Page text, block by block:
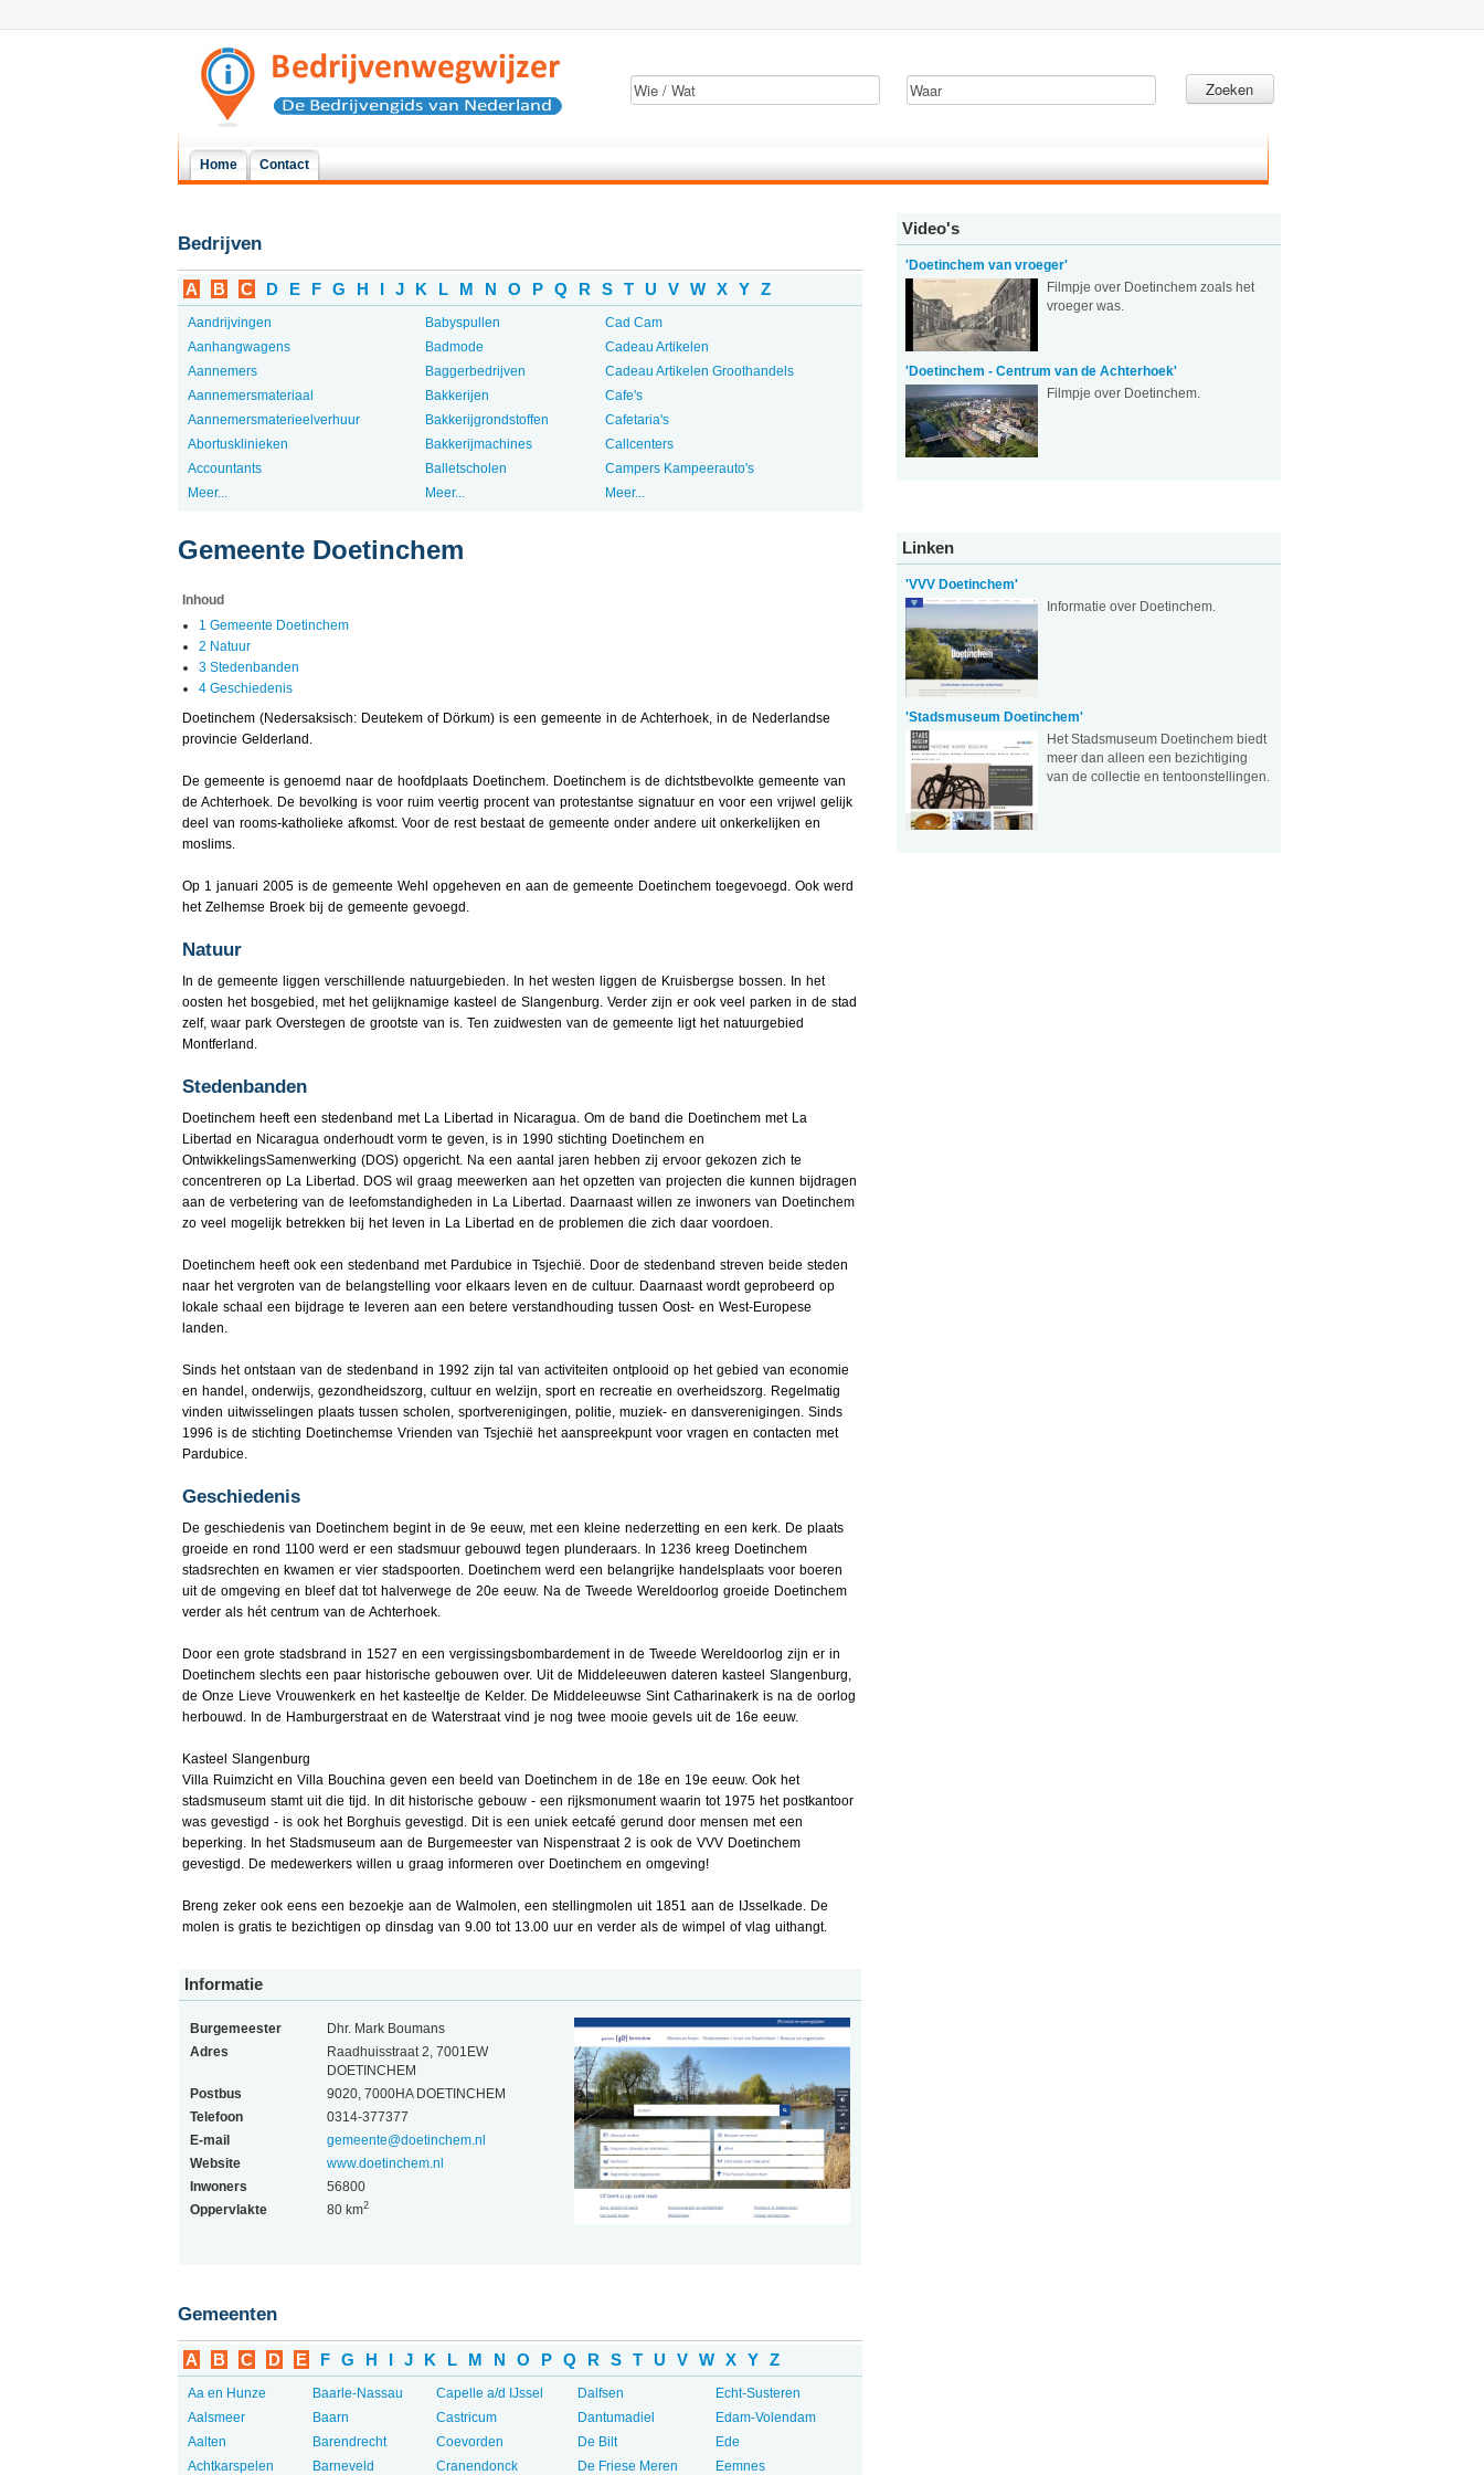
Zoeken
Home Contact
Bedrijven
A B C D E F G H I J K L M N O P Q R S T U V W X Y Z
Aandrijvingen
Aanhangwagens
Aannemers
Aannemersmateriaal
Aannemersmaterieelverhuur
Abortusklinieken
Accountants
Meer...
Babyspullen
Badmode
Baggerbedrijven
Bakkerijen
Bakkerijgrondstoffen
Bakkerijmachines
Balletscholen
Meer...
Cad Cam
Cadeau Artikelen
Cadeau Artikelen Groothandels
Cafe's
Cafetaria's
Callcenters
Campers Kampeerauto's
Meer...
Gemeente Doetinchem
Inhoud
1 Gemeente Doetinchem
2 Natuur
3 Stedenbanden
4 Geschiedenis
Doetinchem (Nedersaksisch: Deutekem of Dörkum) is een gemeente in de Achterhoek, in de Nederlandse
provincie Gelderland.
De gemeente is genoemd naar de hoofdplaats Doetinchem. Doetinchem is de dichtstbevolkte gemeente van
de Achterhoek. De bevolking is voor ruim veertig procent van protestantse signatuur en voor een vrijwel gelijk
deel van rooms-katholieke afkomst. Voor de rest bestaat de gemeente onder andere uit onkerkelijken en
moslims.
Op 1 januari 2005 is de gemeente Wehl opgeheven en aan de gemeente Doetinchem toegevoegd. Ook werd
het Zelhemse Broek bij de gemeente gevoegd.
Natuur
In de gemeente liggen verschillende natuurgebieden. In het westen liggen de Kruisbergse bossen. In het
oosten het bosgebied, met het gelijknamige kasteel de Slangenburg. Verder zijn er ook veel parken in de stad
zelf, waar park Overstegen de grootste van is. Ten zuidwesten van de gemeente ligt het natuurgebied
Montferland.
Stedenbanden
Doetinchem heeft een stedenband met La Libertad in Nicaragua. Om de band die Doetinchem met La
Libertad en Nicaragua onderhoudt vorm te geven, is in 1990 stichting Doetinchem en
OntwikkelingsSamenwerking (DOS) opgericht. Na een aantal jaren hebben zij ervoor gekozen zich te
concentreren op La Libertad. DOS wil graag meewerken aan het opzetten van projecten die kunnen bijdragen
aan de verbetering van de leefomstandigheden in La Libertad. Daarnaast willen ze inwoners van Doetinchem
zo veel mogelijk betrekken bij het leven in La Libertad en de problemen die zich daar voordoen.
Doetinchem heeft ook een stedenband met Pardubice in Tsjechië. Door de stedenband streven beide steden
naar het vergroten van de belangstelling voor elkaars leven en de cultuur. Daarnaast wordt geprobeerd op
lokale schaal een bijdrage te leveren aan een betere verstandhouding tussen Oost- en West-Europese
landen.
Sinds het ontstaan van de stedenband in 1992 zijn tal van activiteiten ontplooid op het gebied van economie
en handel, onderwijs, gezondheidszorg, cultuur en welzijn, sport en recreatie en overheidszorg. Regelmatig
vinden uitwisselingen plaats tussen scholen, sportverenigingen, politie, muziek- en dansverenigingen. Sinds
1996 is de stichting Doetinchemse Vrienden van Tsjechië het aanspreekpunt voor vragen en contacten met
Pardubice.
Geschiedenis
De geschiedenis van Doetinchem begint in de 9e eeuw, met een kleine nederzetting en een kerk. De plaats
groeide en rond 1100 werd er een stadsmuur gebouwd tegen plunderaars. In 1236 kreeg Doetinchem
stadsrechten en kwamen er vier stadspoorten. Doetinchem werd een belangrijke handelsplaats voor boeren
uit de omgeving en bleef dat tot halverwege de 20e eeuw. Na de Tweede Wereldoorlog groeide Doetinchem
verder als hét centrum van de Achterhoek.
Door een grote stadsbrand in 1527 en een vergissingsbombardement in de Tweede Wereldoorlog zijn er in
Doetinchem slechts een paar historische gebouwen over. Uit de Middeleeuwen dateren kasteel Slangenburg,
de Onze Lieve Vrouwenkerk en het kasteeltje de Kelder. De Middeleeuwse Sint Catharinakerk is na de oorlog
herbouwd. In de Hamburgerstraat en de Waterstraat vind je nog twee mooie gevels uit de 16e eeuw.
Kasteel Slangenburg
Villa Ruimzicht en Villa Bouchina geven een beeld van Doetinchem in de 18e en 19e eeuw. Ook het
stadsmuseum stamt uit die tijd. In dit historische gebouw - een rijksmonument waarin tot 1975 het postkantoor
was gevestigd - is ook het Borghuis gevestigd. Dit is een uniek eetcafé gerund door mensen met een
beperking. In het Stadsmuseum aan de Burgemeester van Nispenstraat 2 is ook de VVV Doetinchem
gevestigd. De medewerkers willen u graag informeren over Doetinchem en omgeving!
Breng zeker ook eens een bezoekje aan de Walmolen, een stellingmolen uit 1851 aan de IJsselkade. De
molen is gratis te bezichtigen op dinsdag van 9.00 tot 13.00 uur en verder als de wimpel of vlag uithangt.
Informatie
Burgemeester
Dhr. Mark Boumans
Adres
Raadhuisstraat 2, 7001EW
DOETINCHEM
Postbus
9020, 7000HA DOETINCHEM
Telefoon
0314-377377
E-mail
gemeente@doetinchem.nl
Website
www.doetinchem.nl
Inwoners
56800
Oppervlakte
80 km2
Gemeenten
A B C D E F G H I J K L M N O P Q R S T U V W X Y Z
Aa en Hunze
Aalsmeer
Aalten
Achtkarspelen
Baarle-Nassau
Baarn
Barendrecht
Barneveld
Capelle a/d IJssel
Castricum
Coevorden
Cranendonck
Dalfsen
Dantumadiel
De Bilt
De Friese Meren
Echt-Susteren
Edam-Volendam
Ede
Eemnes
Video's
'Doetinchem van vroeger'
Filmpje over Doetinchem zoals het
vroeger was.
'Doetinchem - Centrum van de Achterhoek'
Filmpje over Doetinchem.
Linken
'VVV Doetinchem'
Informatie over Doetinchem.
'Stadsmuseum Doetinchem'
Het Stadsmuseum Doetinchem biedt
meer dan alleen een bezichtiging
van de collectie en tentoonstellingen.